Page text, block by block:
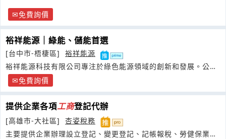
免費詢價
裕祥能源｜綠能、儲能首選
[台中市-梧棲區]
裕祥能源
裕祥能源科技有限公司專注於綠色能源領域的創新和發展。公司
致力於太陽能和光電技術的應用
免費詢價
提供企業各項工商登記代辦
[高雄市-大社區]
杏姿稅務
主要提供企業辦理設立登記、變更登記、記帳報稅、勞健保業